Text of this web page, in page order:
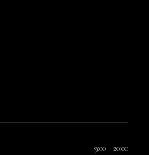
9:00 - 20:00